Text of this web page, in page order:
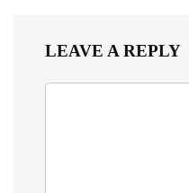
LEAVE A REPLY